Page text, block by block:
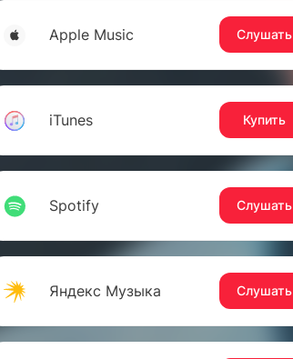
Apple Music Слушать
iTunes Купить
Spotify Слушать
Яндекс Музыка Слушать